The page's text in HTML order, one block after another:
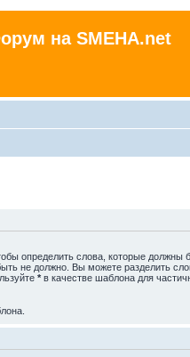
на SMEHA.net
определить слова, которые должны
не должно. Вы можете разделить
* в качестве шаблона для